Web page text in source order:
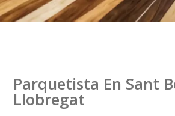
Parquetista En Sant
Llobregat